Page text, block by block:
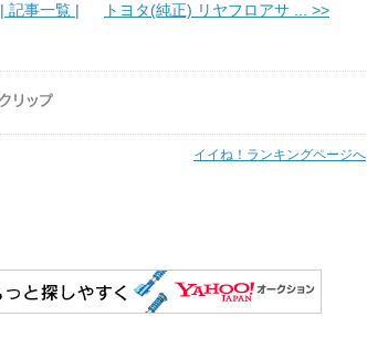
| 記事一覧 | トヨタ(純正) リヤフロアサ ... >>
イイね！ランキングページへ